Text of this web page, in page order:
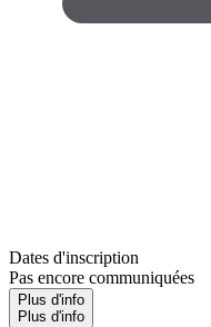
Dates d'inscription
Pas encore communiquées
Plus d'info
Plus d'info